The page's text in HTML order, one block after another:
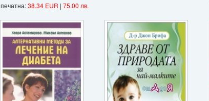
печатна:38.34 EUR | 75.00 лв.